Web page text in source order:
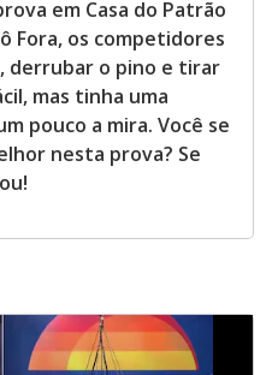
em Casa do Patrão
Fora, os competidores
derrubar o pino e tirar
mas tinha uma
pouco a mira. Você se
nesta prova? Se